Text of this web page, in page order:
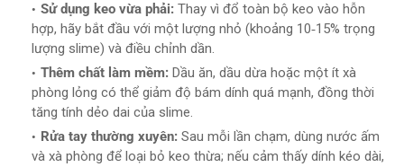
Sử dụng keo vừa phải: Thay vì đổ toàn bộ keo vào hỗn
hợp, hãy bắt đầu với một lượng nhỏ (khoảng 10‑15% trọng
lượng slime) và điều chỉnh dần.
Thêm chất làm mềm: Dầu ăn, dầu dừa hoặc một ít xà
phòng lỏng có thể giảm độ bám dính quá mạnh, đồng thời
tăng tính dẻo dai của slime.
Rửa tay thường xuyên: Sau mỗi lần chạm, dùng nước ấm
và xà phòng để loại bỏ keo thừa; nếu cảm thấy dính kéo dài,